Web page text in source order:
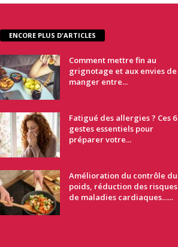
ENCORE PLUS D'ARTICLES
Comment mettre fin au
grignotage et aux envies de
manger entre...
Fatigué des allergies ? Ces 6
gestes essentiels pour
préparer votre...
Amélioration du contrôle du
poids, réduction des risques
de maladies cardiaques…...